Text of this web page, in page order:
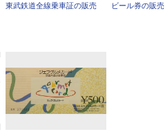
東武鉄道全線乗車証の販売 ビール券の販売